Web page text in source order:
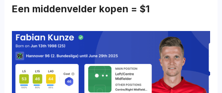
Een middenvelder kopen = $1